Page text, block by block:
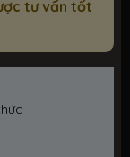
tư vấn tốt